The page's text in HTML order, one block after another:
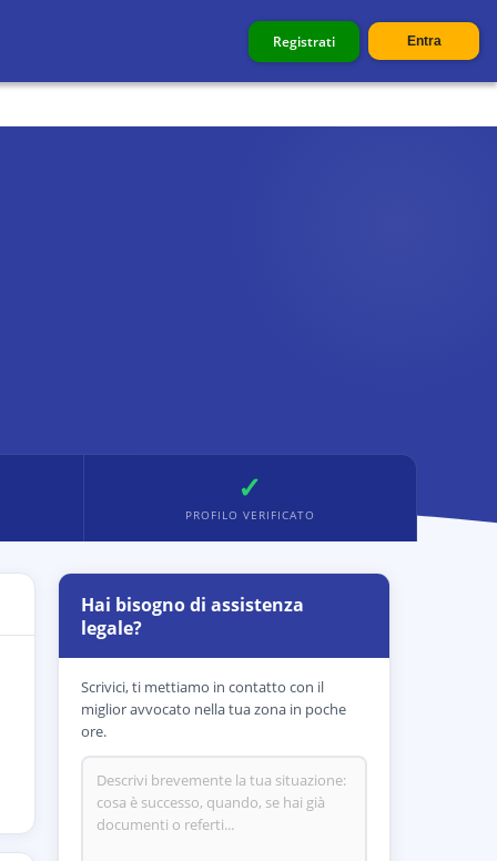
Registrati Entra
✓
PROFILO VERIFICATO
Hai bisogno di assistenza
legale?
Scrivici, ti mettiamo in contatto con il
miglior avvocato nella tua zona in poche
ore.